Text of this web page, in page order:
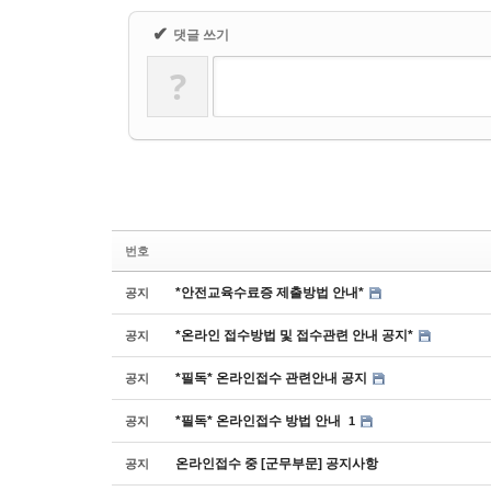
✔ 댓글 쓰기
?
번호
공지 *안전교육수료증 제출방법 안내*
공지 *온라인 접수방법 및 접수관련 안내 공지*
공지 *필독* 온라인접수 관련안내 공지
공지 *필독* 온라인접수 방법 안내 1
공지 온라인접수 중 [군무부문] 공지사항